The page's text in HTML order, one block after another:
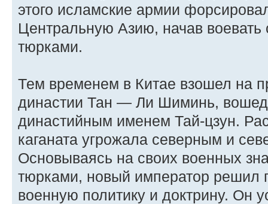
этого исламские армии
Центральную Азию, начав
тюрками.
Тем временем в Китае взошел на
династии Тан — Ли Шиминь,
династийным именем Тай-цзун.
каганата угрожала северным и
Основываясь на своих военных
тюрками, новый император решил
военную политику и доктрину. Он